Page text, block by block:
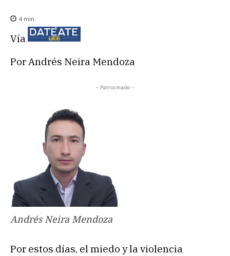
4 min.
Vía
Por Andrés Neira Mendoza
- Patrocinado -
Andrés Neira Mendoza
Por estos días, el miedo y la violencia